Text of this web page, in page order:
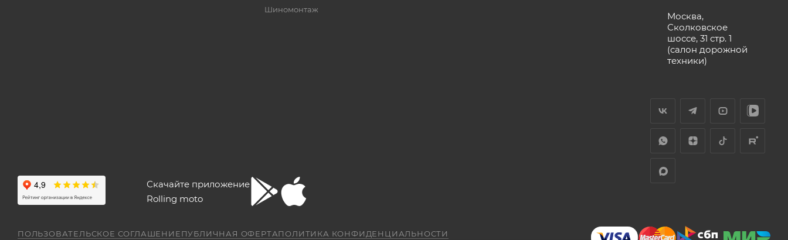
Шиномонтаж
Москва,
Сколковское
шоссе, 31 стр. 1
(салон дорожной
техники)
Скачайте приложение
Rolling moto
ПОЛЬЗОВАТЕЛЬСКОЕ СОГЛАШЕНИЕПУБЛИЧНАЯ ОФЕРТАПОЛИТИКА КОНФИДЕНЦИАЛЬНОСТИ